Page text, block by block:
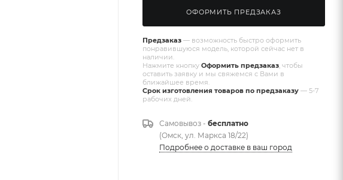
ОФОРМИТЬ ПРЕДЗАКАЗ
Предзаказ — возможность быстро оформить
понравившуюся модель, которой сейчас нет в
наличии.
Нажмите кнопку Оформить предзаказ , чтобы
оставить заявку и мы свяжемся с Вами в
ближайшее время.
Срок изготовления товаров по предзаказу — 5-7
рабочих дней.
Самовывоз - бесплатно
(Омск, ул. Маркса 18/22)
Подробнее о доставке в ваш город